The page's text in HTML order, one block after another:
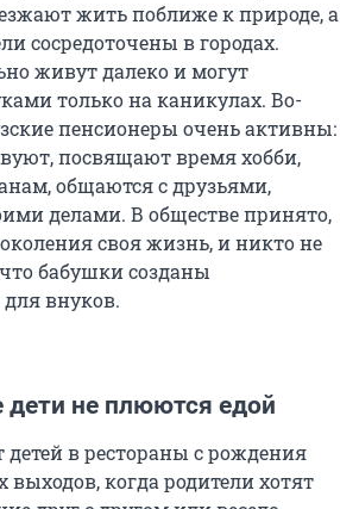
жить поближе к природе, а
сосредоточены в городах.
живут далеко и могут
только на каникулах. Во-
пенсионеры очень активны:
посвящают время хобби,
общаются с друзьями,
делами. В обществе принято,
своя жизнь, и никто не
бабушки созданы
внуков.
дети не плюются едой
в рестораны с рождения
выходов, когда родители хотят